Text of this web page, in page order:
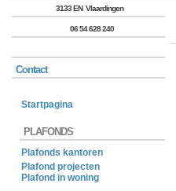
3133 EN Vlaardingen
06 54 628 240
Contact
Startpagina
PLAFONDS
Plafonds kantoren
Plafond projecten
Plafond in woning